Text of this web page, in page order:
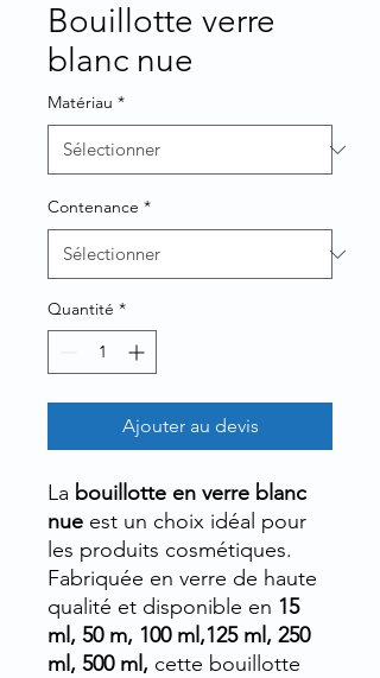
Bouillotte verre
blanc nue
Matériau *
Contenance *
Quantité *
Ajouter au devis
La bouillotte en verre blanc
nue est un choix idéal pour
les produits cosmétiques.
Fabriquée en verre de haute
qualité et disponible en 15
ml, 50 m, 100 ml,125 ml, 250
ml, 500 ml, cette bouillotte